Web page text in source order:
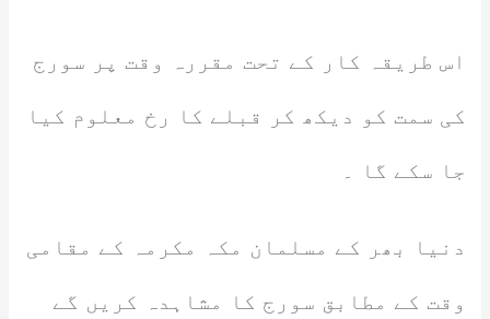
اس طریقہ کار کے تحت مقررہ وقت پر سورج
کی سمت کو دیکھ کر قبلے کا رخ معلوم کیا
جا سکے گا ۔
دنیا بھر کے مسلمان مکہ مکرمہ کے مقامی
وقت کے مطابق سورج کا مشاہدہ کریں گے